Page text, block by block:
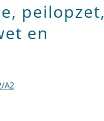
peilopzet,
en
A2